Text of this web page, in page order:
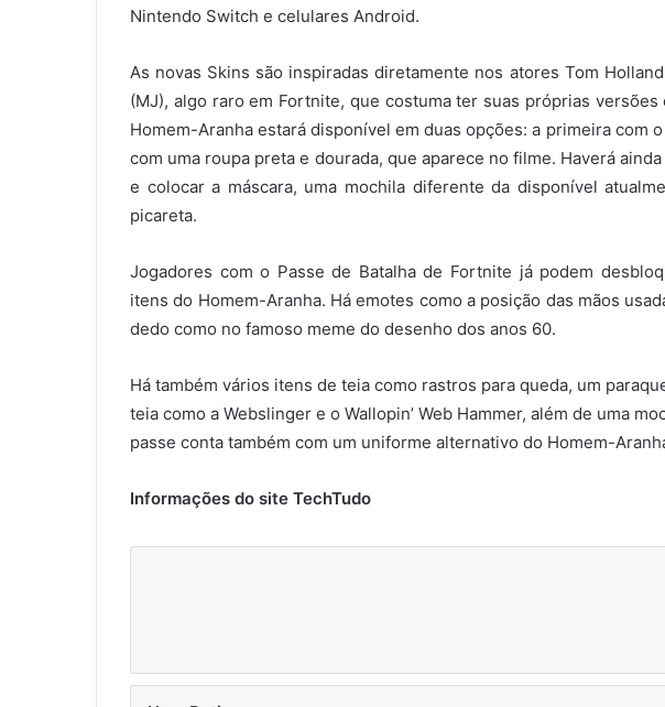
Nintendo Switch e celulares Android.
As novas Skins são inspiradas diretamente nos atores Tom
(MJ), algo raro em Fortnite, que costuma ter suas próprias
Homem-Aranha estará disponível em duas opções: a primeira com
com uma roupa preta e dourada, que aparece no filme. Haverá
e colocar a máscara, uma mochila diferente da disponível
picareta.
Jogadores com o Passe de Batalha de Fortnite já podem
itens do Homem-Aranha. Há emotes como a posição das mãos
dedo como no famoso meme do desenho dos anos 60.
Há também vários itens de teia como rastros para queda, um
teia como a Webslinger e o Wallopin’ Web Hammer, além de uma
passe conta também com um uniforme alternativo do Homem-
Informações do site TechTudo